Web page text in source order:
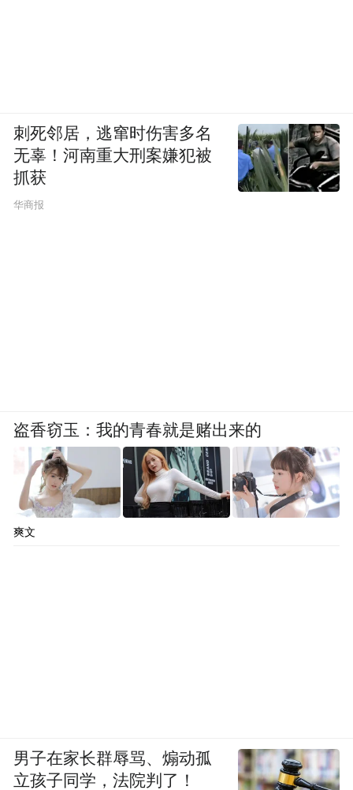
刺死邻居，逃窜时伤害多名
无辜！河南重大刑案嫌犯被
抓获
华商报
盗香窃玉：我的青春就是赌出来的
爽文
男子在家长群辱骂、煽动孤
立孩子同学，法院判了！